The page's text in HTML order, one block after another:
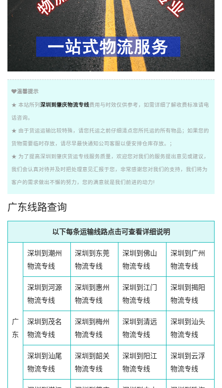
温馨提示
★ 本站所列 深圳到肇庆物流专线费用与时效仅供参考，如需详细了解收费标准请电
话咨询。
★ 由于货运运输比较特殊，请您托运之前仔细清点您所托运的所有物品；如果您的
货物需要临时存放，请尽早最快通知公司客服以便安排仓库存放。；
★ 为了提高深圳到肇庆货运专线服务质量，欢迎您对我们的服务提出意见或建议，
我们会认真对待并及时把处理意见汇报于您，非常感谢您对我们的支持，我们将为
客户的需求做出不懈的努力，您的满意就是我们前进的动力!
广东线路查询
以下每条运输线路点击可查看详细说明
广
东
深圳到潮州
物流专线
深圳到东莞
物流专线
深圳到佛山
物流专线
深圳到广州
物流专线
深圳到河源
物流专线
深圳到惠州
物流专线
深圳到江门
物流专线
深圳到揭阳
物流专线
深圳到茂名
物流专线
深圳到梅州
物流专线
深圳到清远
物流专线
深圳到汕头
物流专线
深圳到汕尾
物流专线
深圳到韶关
物流专线
深圳到阳江
物流专线
深圳到云浮
物流专线